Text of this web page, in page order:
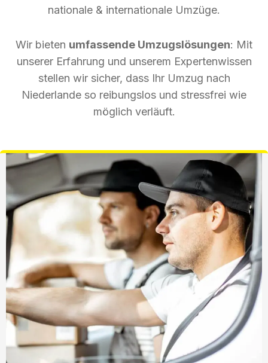
nationale & internationale Umzüge.
Wir bieten umfassende Umzugslösungen: Mit
unserer Erfahrung und unserem Expertenwissen
stellen wir sicher, dass Ihr Umzug nach
Niederlande so reibungslos und stressfrei wie
möglich verläuft.